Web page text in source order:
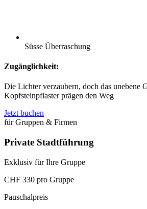
Süsse Überraschung
Zugänglichkeit:
Die Lichter verzaubern, doch das unebene
Kopfsteinpflaster prägen den Weg
Jetzt buchen
für Gruppen & Firmen
Private Stadtführung
Exklusiv für Ihre Gruppe
CHF 330 pro Gruppe
Pauschalpreis